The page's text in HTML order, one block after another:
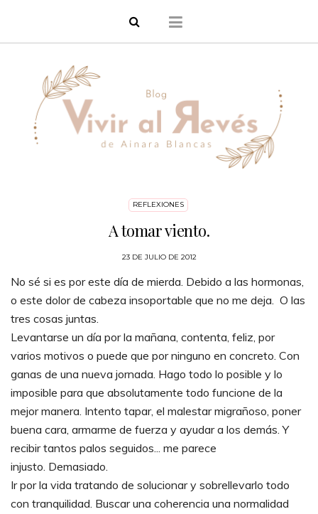
REFLEXIONES
A tomar viento.
23 DE JULIO DE 2012
No sé si es por este día de mierda. Debido a las hormonas,
o este dolor de cabeza insoportable que no me deja. O las
tres cosas juntas.
Levantarse un día por la mañana, contenta, feliz, por
varios motivos o puede que por ninguno en concreto. Con
ganas de una nueva jornada. Hago todo lo posible y lo
imposible para que absolutamente todo funcione de la
mejor manera. Intento tapar, el malestar migrañoso, poner
buena cara, armarme de fuerza y ayudar a los demás. Y
recibir tantos palos seguidos... me parece
injusto. Demasiado.
Ir por la vida tratando de solucionar y sobrellevarlo todo
con tranquilidad. Buscar una coherencia una normalidad